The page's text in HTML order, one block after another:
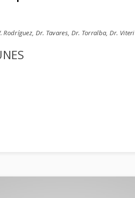
Dr. Tavares, Dr. Torralba, Dr. Viteri